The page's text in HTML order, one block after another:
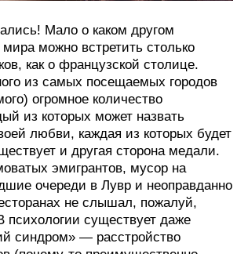
Мало о каком другом
можно встретить столько
как о французской столице.
из самых посещаемых городов
огромное количество
из которых может назвать
любви, каждая из которых будет
и другая сторона медали.
эмигрантов, мусор на
очереди в Лувр и неоправданно
не слышал, пожалуй,
психологии существует даже
синдром» — расстройство